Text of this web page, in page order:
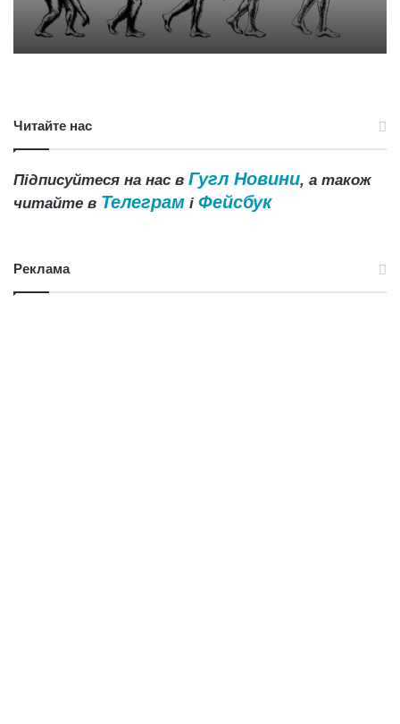
Читайте нас
Підписуйтеся на нас в Гугл Новини, а також
читайте в Телеграм і Фейсбук
Реклама